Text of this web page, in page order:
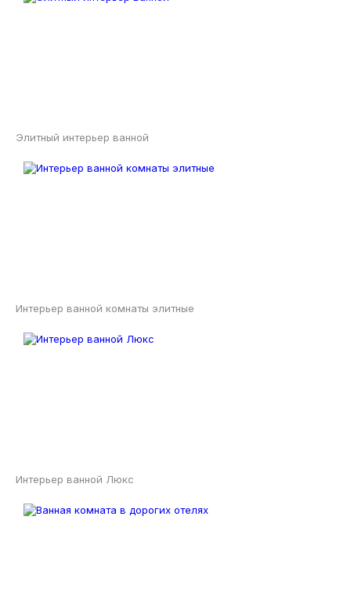
Элитный интерьер ванной
Интерьер ванной комнаты элитные
Интерьер ванной Люкс